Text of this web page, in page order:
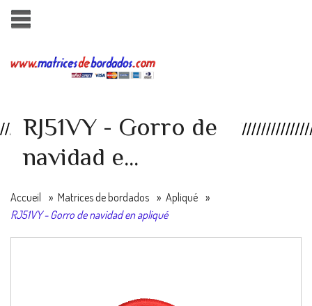
RJ51VY - Gorro de
navidad e...
Accueil » Matrices de bordados » Apliqué »
RJ51VY - Gorro de navidad en apliqué